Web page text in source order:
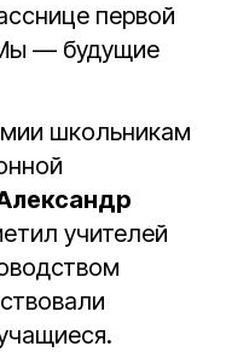
первой
— будущие
школьникам
учителей